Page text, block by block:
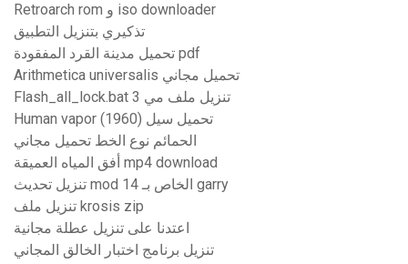
Retroarch rom و iso downloader
تذكيري بتنزيل التطبيق
تحميل مدينة القرد المفقودة pdf
Arithmetica universalis تحميل مجاني
Flash_all_lock.bat تنزيل ملف مي 3
Human vapor (1960) تحميل سيل
الحمائم نوع الخط تحميل مجاني
أفق المياه العميقة mp4 download
تنزيل تحديث mod 14 الخاص بـ garry
تنزيل ملف krosis zip
اعتدنا على تنزيل عطلة مجانية
تنزيل برنامج اختبار الخالق المجاني